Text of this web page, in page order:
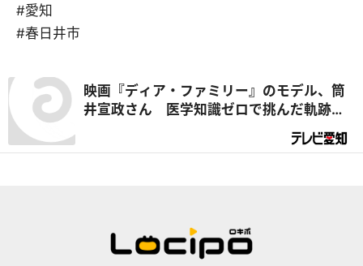
#愛知
#春日井市
映画『ディア・ファミリー』のモデル、筒
井宣政さん 医学知識ゼロで挑んだ軌跡語